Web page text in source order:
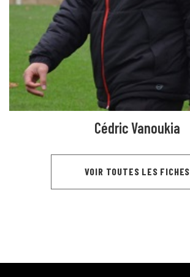
Cédric Vanoukia
VOIR TOUTES LES FICHES